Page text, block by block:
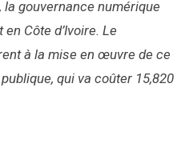
gouvernance numérique
Côte d’Ivoire. Le
à la mise en œuvre de ce
, qui va coûter 15,820